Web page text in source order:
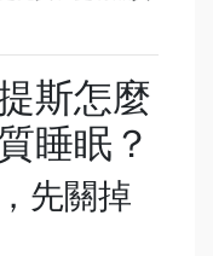
斯怎麼
睡眠？
先關掉